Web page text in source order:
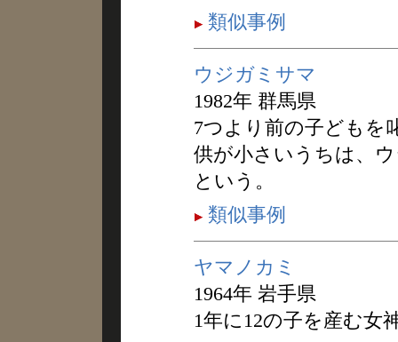
類似事例
ウジガミサマ
1982年 群馬県
7つより前の子どもを
供が小さいうちは、
という。
類似事例
ヤマノカミ
1964年 岩手県
1年に12の子を産む女